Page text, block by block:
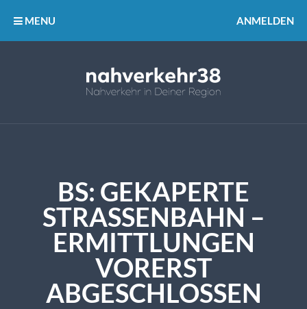
MENU ANMELDEN
BS: GEKAPERTE
STRASSENBAHN – E
RMITTLUNGEN V
ORERST A
BGESCHLOSSEN